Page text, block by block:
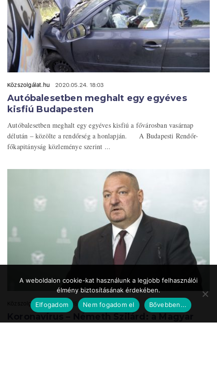
Közszolgálat.hu 2020.05.24. 18:03
Autóbalesetben meghalt egy egyéves
kisfiú Budapesten
Autóbalesetben meghalt egy egyéves kisfiú a fővárosban vasárnap
délután – közölte a rendőrség a honlapján. A Budapesti Rendőr-
főkapitányság közleménye szerint ...
Közszolgálat.hu 2020.05.24. 17:39
A weboldalon cookie-kat használunk a legjobb felhasználói
élmény biztosításának érdekében.
Elfogadom
Nem fogadom el Bővebben...